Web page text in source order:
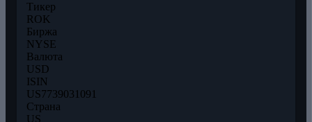
Тикер
ROK
Биржа
NYSE
Валюта
USD
ISIN
US7739031091
Страна
US